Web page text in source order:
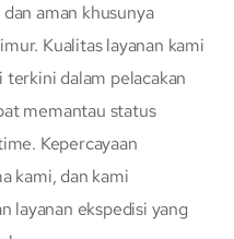
aman khusunya
Kualitas layanan kami
dalam pelacakan
memantau status
Kepercayaan
kami, dan kami
layanan ekspedisi yang